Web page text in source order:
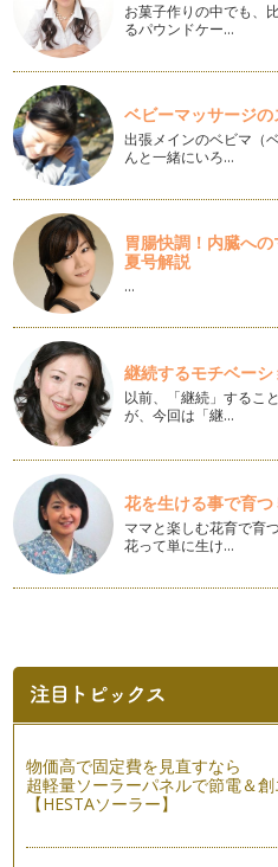
ピアノの楽しみ方「８２」作曲
ピアノは、ピアノの教本ばかり
く、創造力を沸かせることも音
ピアノの楽しみ方「８１」和声
ピアノを弾くということは、ま
ね。 …
ピアノの楽しみ方「８０」本を
例えば、ピアノレッスン受講者
な人柄の人で、どんな時に曲…
ピアノの楽しみ方「７９」様々
レッスンのスタイルというのも
ていきます。今回は、3つのレ
ピアノの楽しみ方「７８」同じ
ピアノの学び方というのはご指
方が違うかとは思います。基本
ピアノの楽しみ方「７７」練習
最近、更に自分の演奏と指導法
が強く、信頼しています息子の
ピアノの楽しみ方「７６」気持
一言に「ピアノを楽しむ」と言
白くもあります。 ピアノを教え…
ピアノの楽しみ方「７４」体の
「ピアノを弾く」ということは
とだけに捉われる方がもしかし
ピアノの楽しみ方「７３」練習
お菓子作りの中でも、
るパウンドケー…
ベビーマッサージの
出張メインのベビマ（
んと一緒にいろ…
胃腸快調！内臓へ
夏号解説
…
継続するモチベーシ
以前、「継続」するこ
が、今回は「継…
花を生ける事で育
ママと楽しむ花育で育
花って単に生け…
物価高で固定費を見直すなら
超軽量ソーラーパネルで節電＆
【HESTAソーラー】